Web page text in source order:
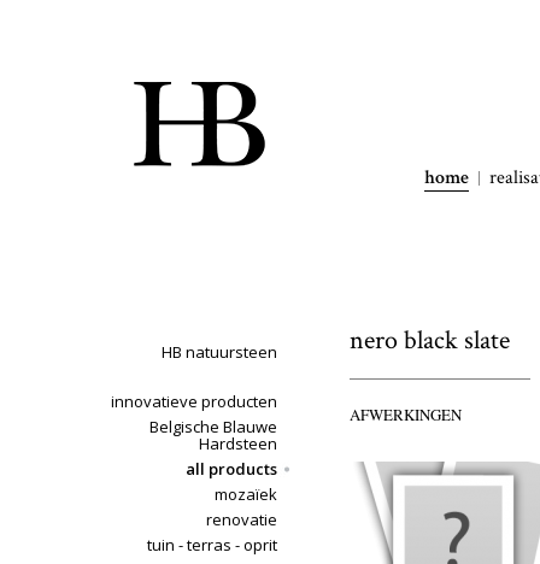
home
HB natuursteen
innovatieve producten
Belgische Blauwe
Hardsteen
all products
mozaïek
renovatie
tuin - terras - oprit
nero black slate
AFWERKINGEN